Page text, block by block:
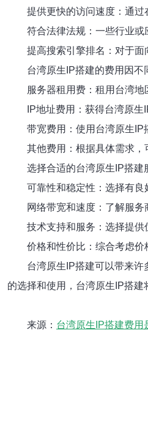
提供更快的访问速度：通过
符合法律法规：一些行业或
提高搜索引擎排名：对于面
台湾原生IP搭建的费用因不
服务器租用费：租用台湾
IP地址费用：获得台湾原
带宽费用：使用台湾原生IP
其他费用：根据具体需求，
选择合适的台湾原生IP搭建
可靠性和稳定性：选择有良
网络带宽和速度：了解服
技术支持和服务：选择提供
价格和性价比：综合考虑价
台湾原生IP搭建可以带来
的选择和使用，台湾原生IP搭建
来源： 台湾原生IP搭建费用